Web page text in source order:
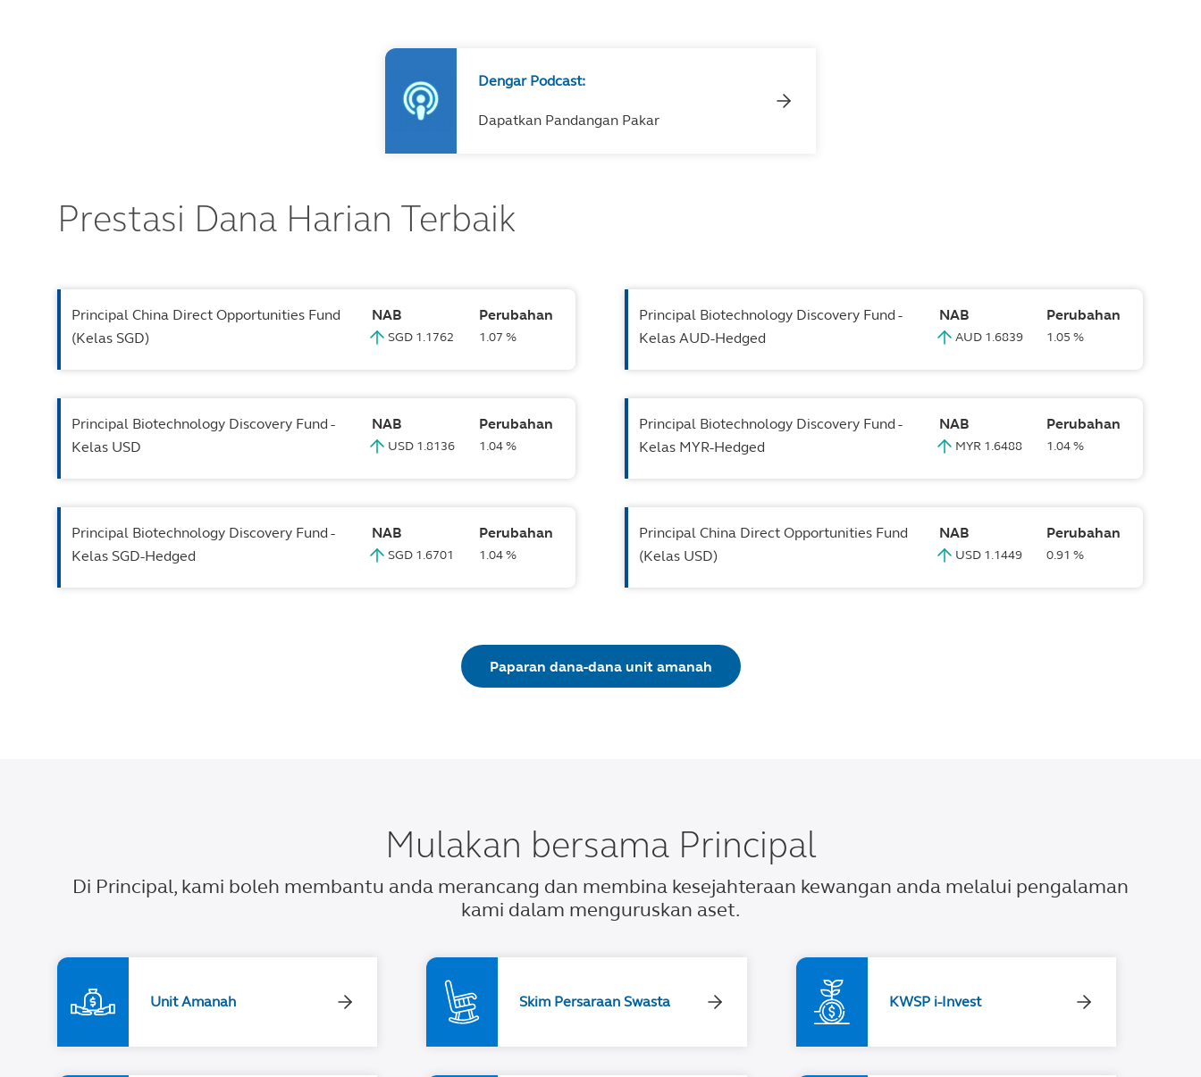
Dengar Podcast:
Dapatkan Pandangan Pakar
Prestasi Dana Harian Terbaik
Principal China Direct Opportunities Fund
(Kelas SGD)
NAB
SGD 1.1762
Perubahan
1.07 %
Principal Biotechnology Discovery Fund -
Kelas AUD-Hedged
NAB
AUD 1.6839
Perubahan
1.05 %
Principal Biotechnology Discovery Fund -
Kelas USD
NAB
USD 1.8136
Perubahan
1.04 %
Principal Biotechnology Discovery Fund -
Kelas MYR-Hedged
NAB
MYR 1.6488
Perubahan
1.04 %
Principal Biotechnology Discovery Fund -
Kelas SGD-Hedged
NAB
SGD 1.6701
Perubahan
1.04 %
Principal China Direct Opportunities Fund
(Kelas USD)
NAB
USD 1.1449
Perubahan
0.91 %
Paparan dana-dana unit amanah
Mulakan bersama Principal
Di Principal, kami boleh membantu anda merancang dan membina kesejahteraan kewangan anda melalui pengalaman
kami dalam menguruskan aset.
Unit Amanah Skim Persaraan Swasta KWSP i-Invest